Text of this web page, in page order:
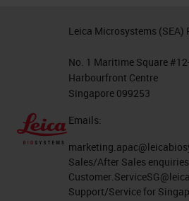
Leica Microsystems (SEA)
No. 1 Maritime Square
Harbourfront Centre
Singapore 099253
Emails:
Sales/After Sales
Support/Service for